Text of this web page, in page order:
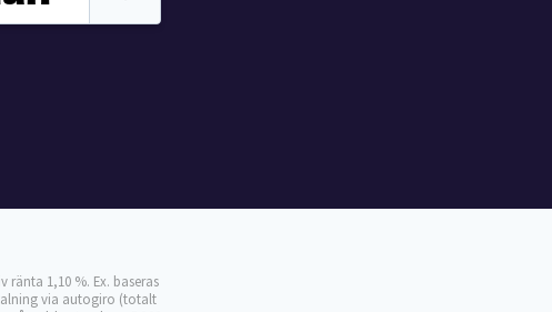
1,10 %. Ex. baseras
via autogiro (totalt